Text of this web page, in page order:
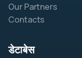
Our Partners
Contacts
डेटाबेस